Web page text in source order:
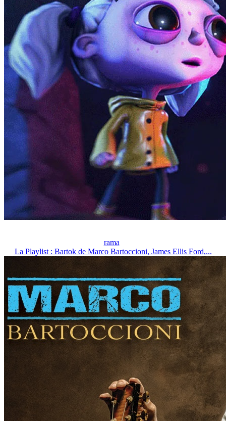
rama
La Playlist : Bartok de Marco Bartoccioni, James Ellis Ford,...